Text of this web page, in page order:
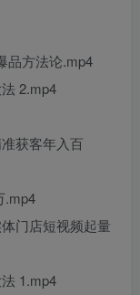
品方法论.mp4
2.mp4
获客年入百
.mp4
门店短视频起量
1.mp4